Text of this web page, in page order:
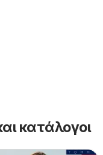
κατάλογοι